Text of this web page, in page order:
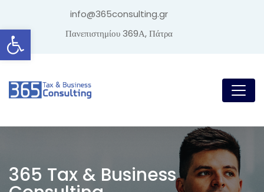
info@365consulting.gr
Πανεπιστημίου 369Α, Πάτρα
365 Tax & Business
Ανοίξτε τη γραμμή εργαλείων